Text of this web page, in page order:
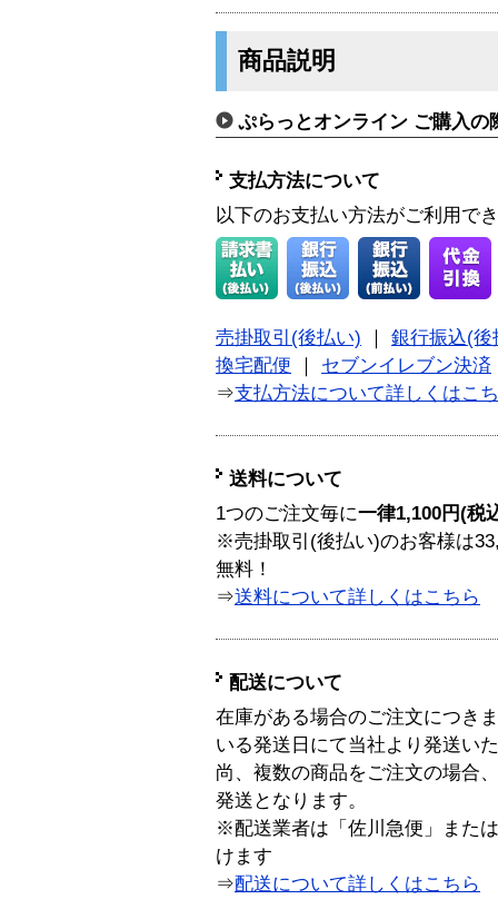
商品説明
ぷらっとオンライン ご購入の
支払方法について
以下のお支払い方法がご利用で
売掛取引(後払い)
銀行振込(後
換宅配便
セブンイレブン決済
⇒支払方法について詳しくはこ
送料について
1つのご注文毎に一律1,100円(税
※売掛取引(後払い)のお客様は
無料！
⇒送料について詳しくはこちら
配送について
在庫がある場合のご注文につき
いる発送日にて当社より発送い
尚、複数の商品をご注文の場合
発送となります。
※配送業者は「佐川急便」また
けます
⇒配送について詳しくはこちら